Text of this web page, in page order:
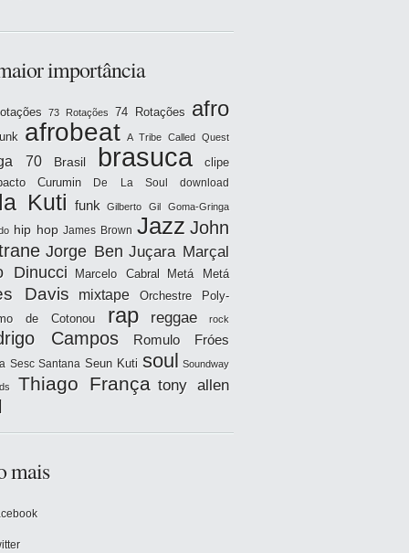
importância
73 Rotações 74 Rotações afro
afrobeat A Tribe Called Quest
70 Brasil brasuca
clipe
Curumin De La Soul download
Kuti funk Gilberto Gil Goma-Gringa
hip hop James Brown Jazz John
Jorge Ben Juçara Marçal
Dinucci Marcelo Cabral Metá Metá
Davis mixtape
Orchestre Poly-
de Cotonou
rap reggae rock
Campos Romulo Fróes
Sesc Santana Seun Kuti soul Soundway
Thiago França tony allen
mais